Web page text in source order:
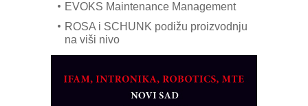
EVOKS Maintenance Management
ROSA i SCHUNK podižu proizvodnju
na viši nivo
MAREX - Lim i mašine za savremena